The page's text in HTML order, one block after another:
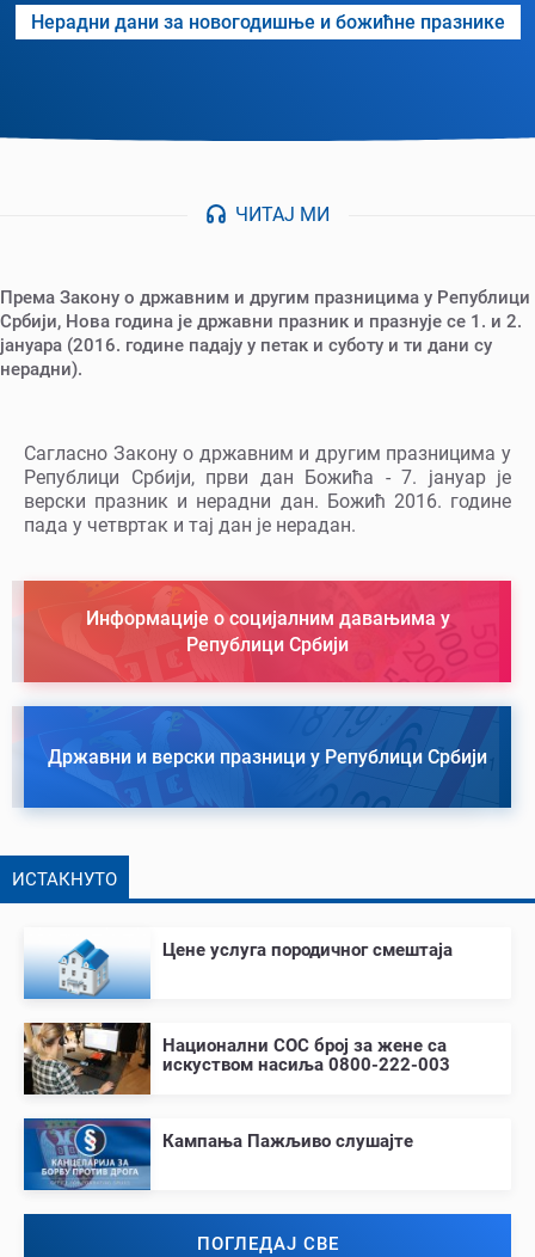
Нерадни дани за новогодишње и божићне празнике
ЧИТАЈ МИ
Према Закону о државним и другим празницима у Републици
Србији, Нова година је државни празник и празнује се 1. и 2.
јануара (2016. године падају у петак и суботу и ти дани су
нерадни).
Сагласно Закону о државним и другим празницима у
Републици Србији, први дан Божића - 7. јануар је
верски празник и нерадни дан. Божић 2016. године
пада у четвртак и тај дан је нерадан.
Информације о социјалним давањима у
Републици Србији
Државни и верски празници у Републици Србији
ИСТАКНУТО
Цене услуга породичног смештаја
Национални СОС број за жене са
искуством насиља 0800-222-003
Кампања Пажљиво слушајте
ПОГЛЕДАЈ СВЕ